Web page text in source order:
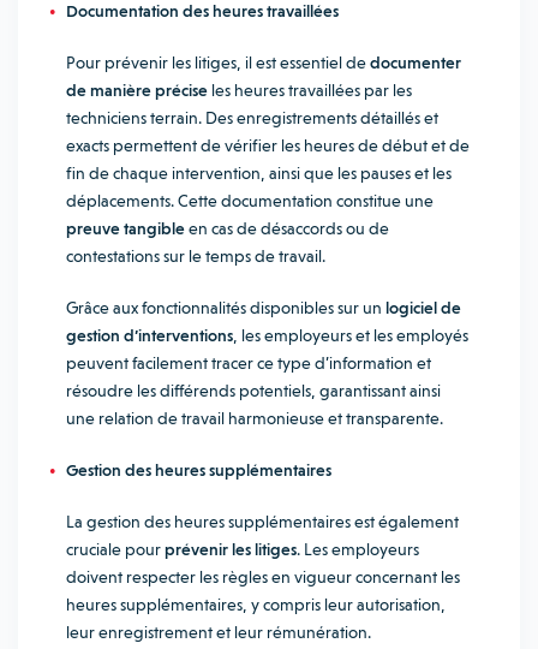
Documentation des heures travaillées
Pour prévenir les litiges, il est essentiel dedocumenter
de manière précise les heures travaillées par les
techniciens terrain. Des enregistrements détaillés et
exacts permettent de vérifier les heures de début et de
fin de chaque intervention, ainsi que les pauses et les
déplacements. Cette documentation constitue une
preuve tangibleen cas de désaccords ou de
contestations sur le temps de travail.
Grâce aux fonctionnalités disponibles sur un logiciel de
gestion d’interventions , les employeurs et les employés
peuvent facilement tracer ce type d’information et
résoudre les différends potentiels, garantissant ainsi
une relation de travail harmonieuse et transparente.
Gestion des heures supplémentaires
La gestion des heures supplémentaires est également
cruciale pourprévenir les litiges. Les employeurs
doivent respecter les règles en vigueur concernant les
heures supplémentaires, y compris leur autorisation,
leur enregistrement et leur rémunération.